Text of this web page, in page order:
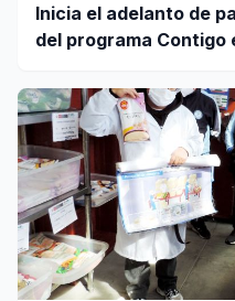
Inicia el adelanto de
del programa Contigo